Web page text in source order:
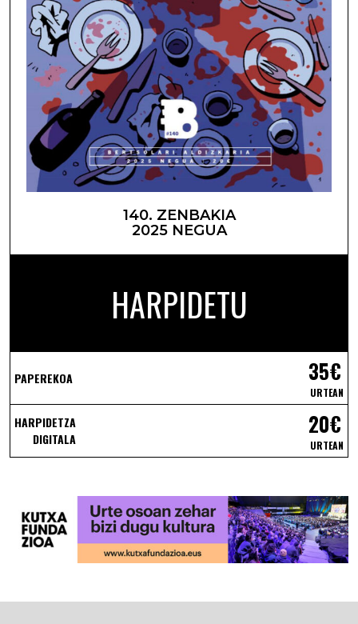
140. ZENBAKIA
2025 NEGUA
HARPIDETU
PAPEREKOA 35€
URTEAN
HARPIDETZA
DIGITALA
20€
URTEAN